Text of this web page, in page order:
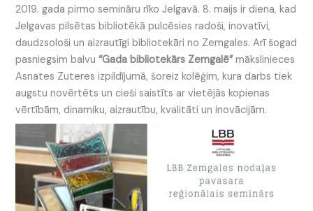
2019. gada pirmo semināru rīko Jelgavā. 8. maijs ir diena, kad
Jelgavas pilsētas bibliotēkā pulcēsies radoši, inovatīvi,
daudzsološi un aizrautīgi bibliotekāri no Zemgales. Arī šogad
pasniegsim balvu“Gada bibliotekārs Zemgalē”mākslinieces
Asnates Zuteres izpildījumā, šoreiz kolēģim, kura darbs tiek
augstu novērtēts un cieši saistīts ar vietējās kopienas
vērtībām, dinamiku, aizrautību, kvalitāti un inovācijām.